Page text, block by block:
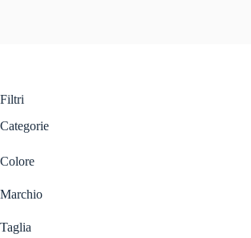
Filtri
Categorie
Colore
Marchio
Taglia